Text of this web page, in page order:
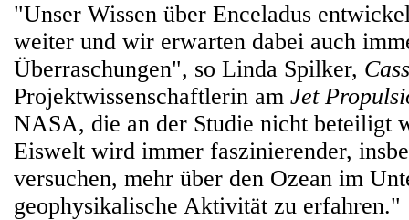
"Unser Wissen über Enceladus
weiter und wir erwarten dabei auch
Überraschungen", so Linda Spilker,
Projektwissenschaftlerin am Jet
NASA, die an der Studie nicht beteiligt
Eiswelt wird immer faszinierender,
versuchen, mehr über den Ozean im
geophysikalische Aktivität zu erfahren."